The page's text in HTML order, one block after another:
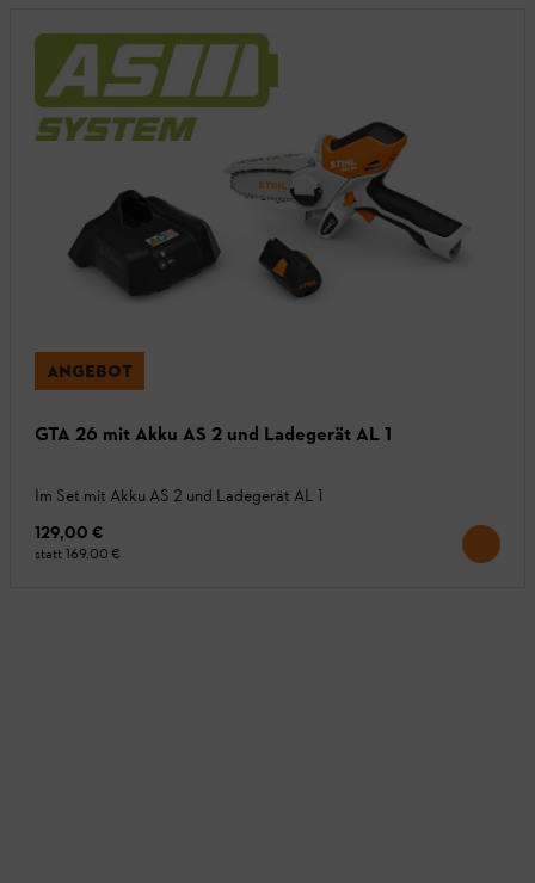
ANGEBOT
GTA 26 mit Akku AS 2 und Ladegerät AL 1
Im Set mit Akku AS 2 und Ladegerät AL 1
129,00 €
statt 169,00 €